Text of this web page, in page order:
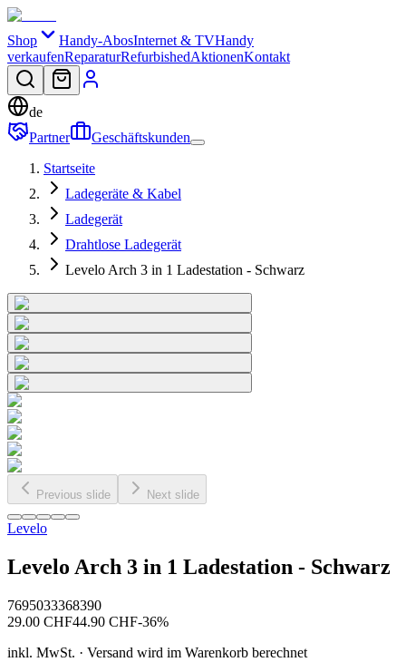
Shop Handy-AbosInternet & TVHandy
verkaufenReparaturRefurbishedAktionenKontakt
de
Partner
Geschäftskunden
Startseite
Ladegeräte & Kabel
Ladegerät
Drahtlose Ladegerät
Levelo Arch 3 in 1 Ladestation - Schwarz
Previous slide Next slide
Levelo
Levelo Arch 3 in 1 Ladestation - Schwarz
7695033368390
29.00 CHF44.90 CHF-36%
inkl. MwSt. · Versand wird im Warenkorb berechnet